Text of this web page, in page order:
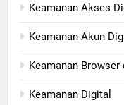
Keamanan Akses
Keamanan Akun
Keamanan Browser
Keamanan Digital